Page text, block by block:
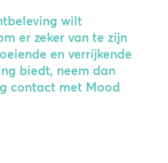
wilt
er zeker van te zijn
en verrijkende
biedt, neem dan
contact met Mood